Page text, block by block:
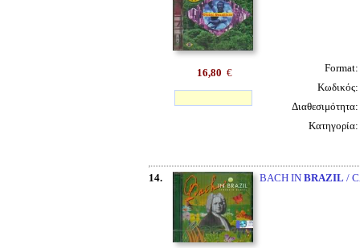
16,80 €
Format:
Κωδικός:
Διαθεσιμότητα:
Κατηγορία:
14. BACH IN BRAZIL /